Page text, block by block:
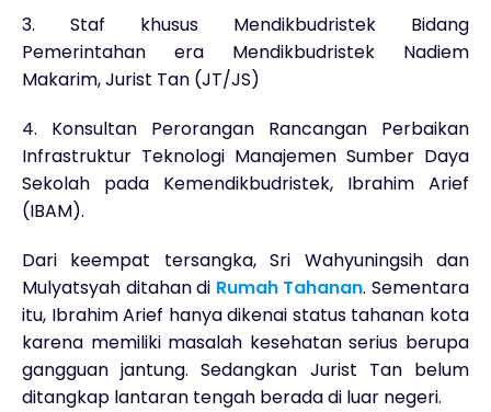
3. Staf khusus Mendikbudristek Bidang
Pemerintahan era Mendikbudristek Nadiem
Makarim, Jurist Tan (JT/JS)
4. Konsultan Perorangan Rancangan Perbaikan
Infrastruktur Teknologi Manajemen Sumber Daya
Sekolah pada Kemendikbudristek, Ibrahim Arief
(IBAM).
Dari keempat tersangka, Sri Wahyuningsih dan
Mulyatsyah ditahan di Rumah Tahanan. Sementara
itu, Ibrahim Arief hanya dikenai status tahanan kota
karena memiliki masalah kesehatan serius berupa
gangguan jantung. Sedangkan Jurist Tan belum
ditangkap lantaran tengah berada di luar negeri.